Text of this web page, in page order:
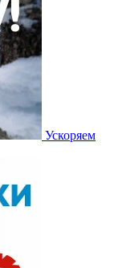
Ускоряем